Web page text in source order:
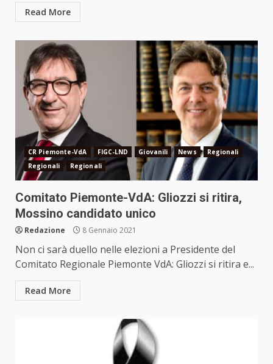
Read More
CR Piemonte-VdA FIGC-LND Giovanili News
Regionali
Regionali
Regionali
Comitato Piemonte-VdA: Gliozzi si ritira,
Mossino candidato unico
Redazione 8 Gennaio 2021
Non ci sarà duello nelle elezioni a Presidente del
Comitato Regionale Piemonte VdA: Gliozzi si ritira e...
Read More